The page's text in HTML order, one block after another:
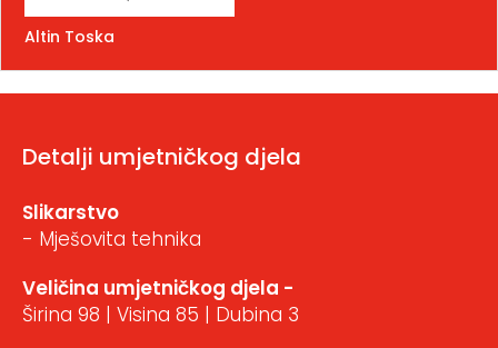
Altin Toska
Detalji umjetničkog djela
Slikarstvo
- Mješovita tehnika
Veličina umjetničkog djela -
Širina 98 | Visina 85 | Dubina 3